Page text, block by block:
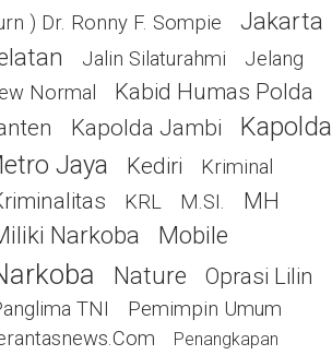
) Dr. Ronny F. Sompie
Jakarta
Jalin Silaturahmi
Jelang
Normal
Kabid Humas Polda
Kapolda Jambi
Kapolda
Jaya
Kediri Kriminal
KRL M.SI. MH
Narkoba Mobile
Nature Oprasi Lilin
TNI
Pemimpin Umum
Penangkapan